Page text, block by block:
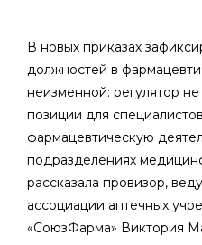
В новых приказах
должностей в
неизменной: регулятор
позиции для
фармацевтическую
подразделениях
рассказала провизор,
ассоциации аптечных
«СоюзФарма» Виктория